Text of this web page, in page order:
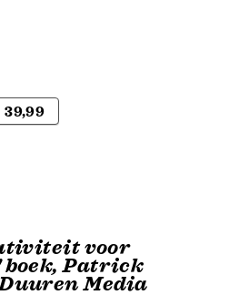
39,99
voor
Patrick
Media